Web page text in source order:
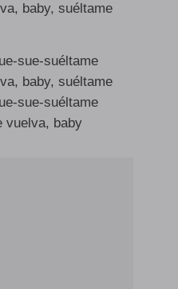
baby, suéltame
sue-suéltame
baby, suéltame
sue-suéltame
vuelva, baby